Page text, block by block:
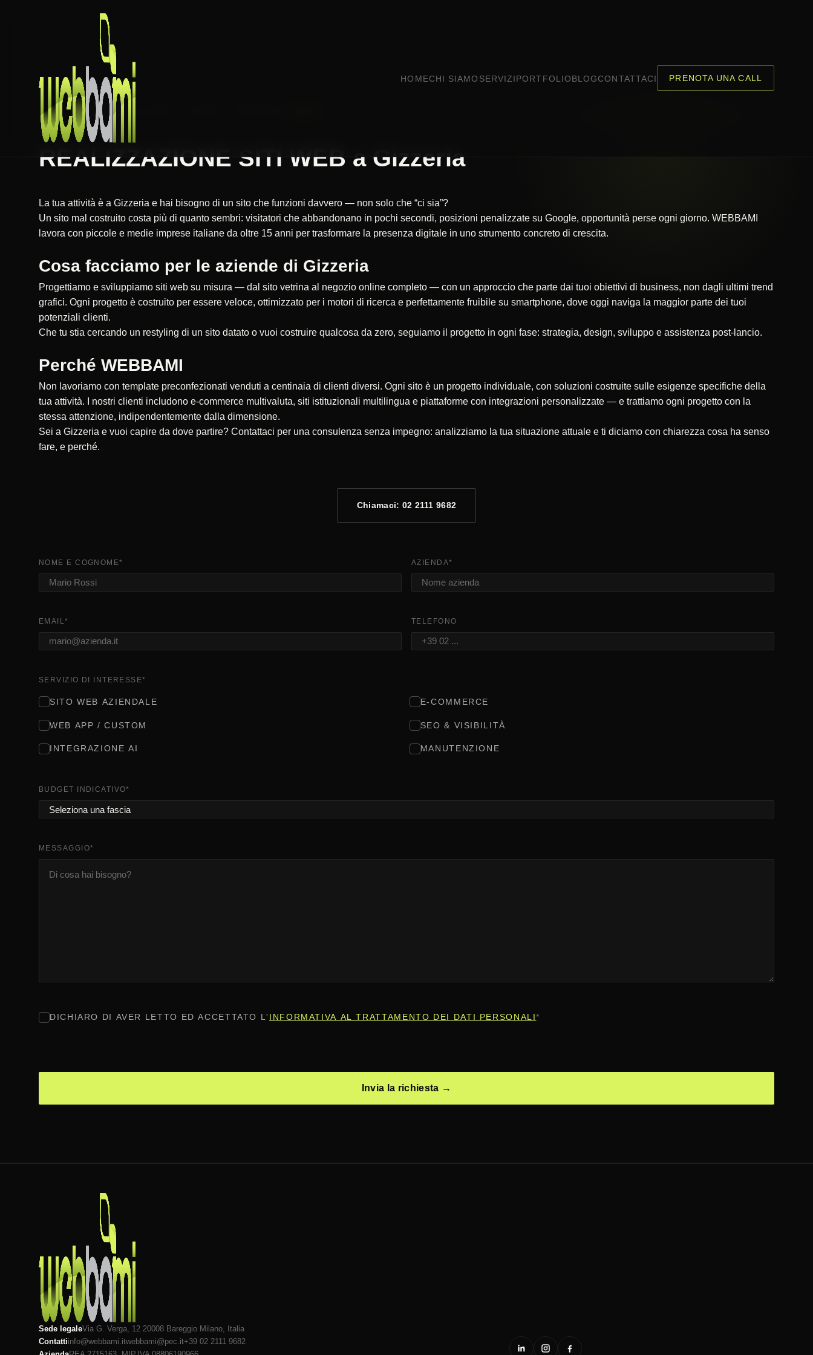
HOMECHI SIAMO SERVIZI PORTFOLIO BLOGCONTATTACI PRENOTA UNA CALL
HOME REALIZZAZIONE SITI WEB
REALIZZAZIONE SITI WEB a Gizzeria
La tua attività è a Gizzeria e hai bisogno di un sito che funzioni davvero — non solo che “ci sia”?
Un sito mal costruito costa più di quanto sembri: visitatori che abbandonano in pochi secondi, posizioni penalizzate su Google, opportunità perse ogni giorno. WEBBAMI
lavora con piccole e medie imprese italiane da oltre 15 anni per trasformare la presenza digitale in uno strumento concreto di crescita.
Cosa facciamo per le aziende di Gizzeria
Progettiamo e sviluppiamo siti web su misura — dal sito vetrina al negozio online completo — con un approccio che parte dai tuoi obiettivi di business, non dagli ultimi trend
grafici. Ogni progetto è costruito per essere veloce, ottimizzato per i motori di ricerca e perfettamente fruibile su smartphone, dove oggi naviga la maggior parte dei tuoi
potenziali clienti.
Che tu stia cercando un restyling di un sito datato o vuoi costruire qualcosa da zero, seguiamo il progetto in ogni fase: strategia, design, sviluppo e assistenza post-lancio.
Perché WEBBAMI
Non lavoriamo con template preconfezionati venduti a centinaia di clienti diversi. Ogni sito è un progetto individuale, con soluzioni costruite sulle esigenze specifiche della
tua attività. I nostri clienti includono e-commerce multivaluta, siti istituzionali multilingua e piattaforme con integrazioni personalizzate — e trattiamo ogni progetto con la
stessa attenzione, indipendentemente dalla dimensione.
Sei a Gizzeria e vuoi capire da dove partire? Contattaci per una consulenza senza impegno: analizziamo la tua situazione attuale e ti diciamo con chiarezza cosa ha senso
fare, e perché.
Chiamaci: 02 2111 9682
NOME E COGNOME* AZIENDA*
EMAIL* TELEFONO
SERVIZIO DI INTERESSE*
SITO WEB AZIENDALE E-COMMERCE
WEB APP / CUSTOM SEO & VISIBILITÀ
INTEGRAZIONE AI MANUTENZIONE
BUDGET INDICATIVO*
MESSAGGIO*
CONSENSO*
DICHIARO DI AVER LETTO ED ACCETTATO L' INFORMATIVA AL TRATTAMENTO DEI DATI PERSONALI*
Sede legaleVia G. Verga, 12 20008 Bareggio Milano , Italia
Contattiinfo@webbami.itwebbami@pec.it+39 02 2111 9682